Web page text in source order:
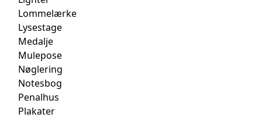
Lommelærke
Lysestage
Medalje
Mulepose
Nøglering
Notesbog
Penalhus
Plakater